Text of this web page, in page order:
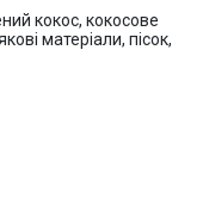
кокос, кокосове
матеріали, пісок,